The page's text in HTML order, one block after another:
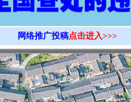
网络推广投稿点击进入>>>